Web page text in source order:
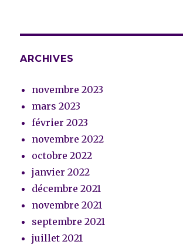
ARCHIVES
novembre 2023
mars 2023
février 2023
novembre 2022
octobre 2022
janvier 2022
décembre 2021
novembre 2021
septembre 2021
juillet 2021